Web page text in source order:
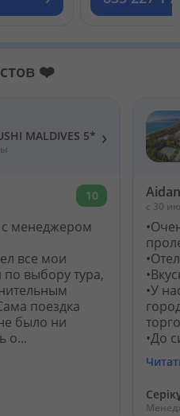
❤️
MALDIVES 5* ›
10
с менеджером
все мои
выбору тура,
поездка
было ни
о...
c 30
•У
•До